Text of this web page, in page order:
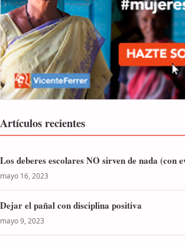
Artículos recientes
Los deberes escolares NO sirven de nada (con
mayo 16, 2023
Dejar el pañal con disciplina positiva
mayo 9, 2023